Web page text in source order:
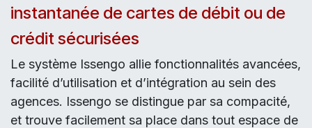
instantanée de cartes de débit ou de
crédit sécurisées
Le système Issengo allie fonctionnalités avancées,
facilité d’utilisation et d’intégration au sein des
agences. Issengo se distingue par sa compacité,
et trouve facilement sa place dans tout espace de